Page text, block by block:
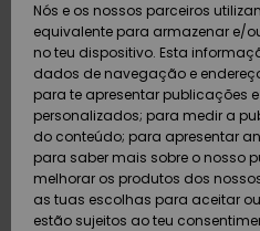
chinelos
Surfe/
Snow
chinelos
Surfe/
Neve
Snow
SURF
SNOW
Criança
Snow
DUPLA
PROMO
Outlet
Mulher
Cartão
presente
Quiksilver
Freedom
Nós e os nossos parceiros
equivalente para armazenar e/
no teu dispositivo. Esta
dados de navegação e
para te apresentar publicações
personalizados; para medir a
do conteúdo; para apresentar
para saber mais sobre o nosso
melhorar os produtos dos
as tuas escolhas para aceitar
estão sujeitos ao teu